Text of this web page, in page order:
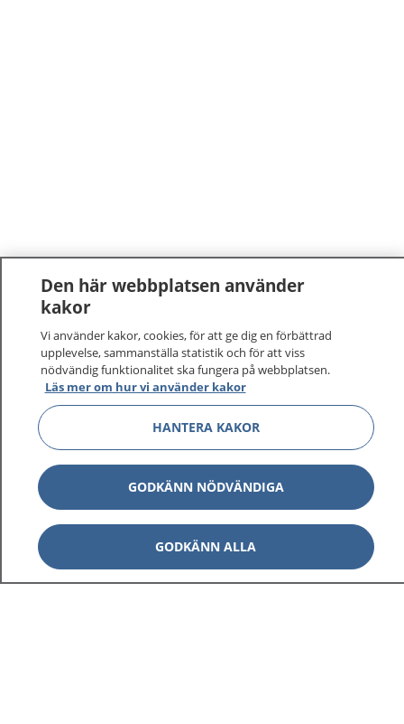
Den här webbplatsen använder
kakor
Vi använder kakor, cookies, för att ge dig en förbättrad
upplevelse, sammanställa statistik och för att viss
nödvändig funktionalitet ska fungera på webbplatsen.
Läs mer om hur vi använder kakor
HANTERA KAKOR
GODKÄNN NÖDVÄNDIGA
GODKÄNN ALLA